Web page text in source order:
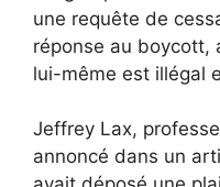
une requête de
réponse au boycott,
lui-même est illégal
Jeffrey Lax,
annoncé dans un